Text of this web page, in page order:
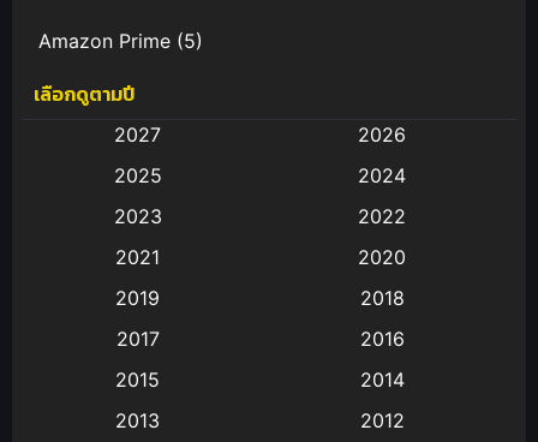
Amazon Prime (5)
Anal (ประตูหลัง)
Animation การ์ตูน
Animation อนิเมะ
Animation แอนิเมชัน
(9)
เลือกดูตามปี
2027
2026
2025
2024
2023
2022
2021
2020
2019
2018
2017
2016
2015
2014
2013
2012